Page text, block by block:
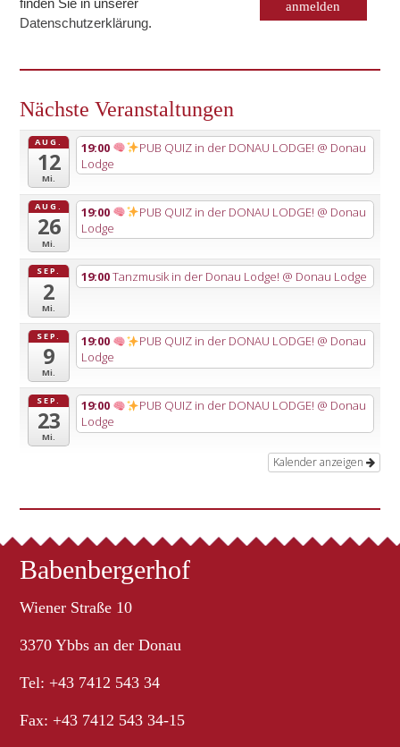
Datenschutzerklärung.
Nächste Veranstaltungen
AUG.
12
Mi.
19:00 PUB QUIZ in der DONAU LODGE! @ Donau
Lodge
AUG.
26
Mi.
19:00 PUB QUIZ in der DONAU LODGE! @ Donau
Lodge
SEP.
2
Mi.
19:00Tanzmusik in der Donau Lodge! @ Donau Lodge
SEP.
9
Mi.
19:00 PUB QUIZ in der DONAU LODGE! @ Donau
Lodge
SEP.
23
Mi.
19:00 PUB QUIZ in der DONAU LODGE! @ Donau
Lodge
Kalender anzeigen
Babenbergerhof
Wiener Straße 10
3370 Ybbs an der Donau
Tel: +43 7412 543 34
Fax: +43 7412 543 34-15